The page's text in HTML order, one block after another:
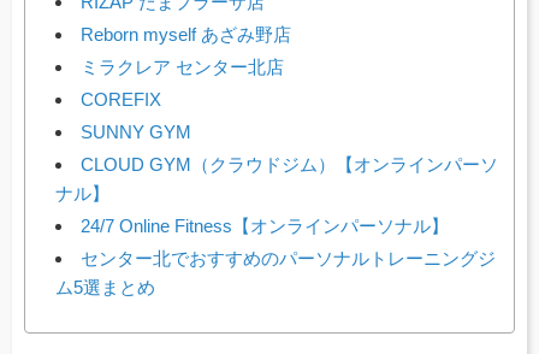
Reborn myself あざみ野店
ミラクレア センター北店
COREFIX
SUNNY GYM
CLOUD GYM（クラウドジム）【オンラインパーソ
ナル】
24/7 Online Fitness【オンラインパーソナル】
センター北でおすすめのパーソナルトレーニングジ
ム5選まとめ